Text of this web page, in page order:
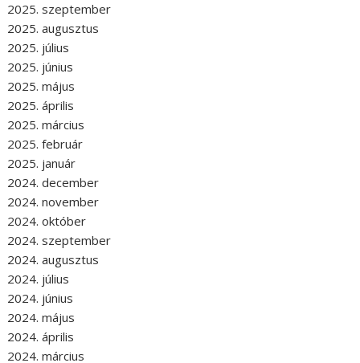
2025. szeptember
2025. augusztus
2025. július
2025. június
2025. május
2025. április
2025. március
2025. február
2025. január
2024. december
2024. november
2024. október
2024. szeptember
2024. augusztus
2024. július
2024. június
2024. május
2024. április
2024. március